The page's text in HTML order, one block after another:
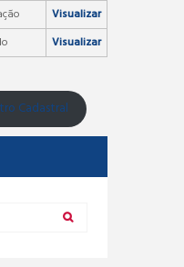
Visualizar
Visualizar
Cadastral